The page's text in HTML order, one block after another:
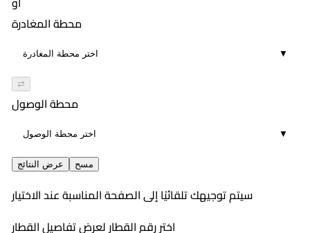
محطة المغادرة
▼
⇄
محطة الوصول
▼
عرض النتائج مسح
سيتم توجيهك تلقائيًا إلى الصفحة المناسبة عند الاختيار
اختر رقم القطار لعرض تفاصيل القطار